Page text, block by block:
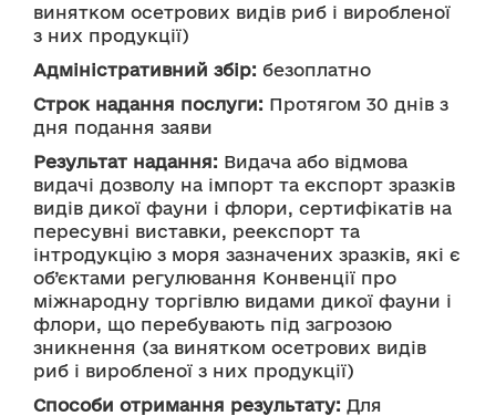
винятком осетрових видів риб і виробленої
з них продукції)
Адміністративний збір: безоплатно
Строк надання послуги: Протягом 30 днів з
дня подання заяви
Результат надання: Видача або відмова
видачі дозволу на імпорт та експорт зразків
видів дикої фауни і флори, сертифікатів на
пересувні виставки, реекспорт та
інтродукцію з моря зазначених зразків, які є
об’єктами регулювання Конвенції про
міжнародну торгівлю видами дикої фауни і
флори, що перебувають під загрозою
зникнення (за винятком осетрових видів
риб і виробленої з них продукції)
Способи отримання результату: Для